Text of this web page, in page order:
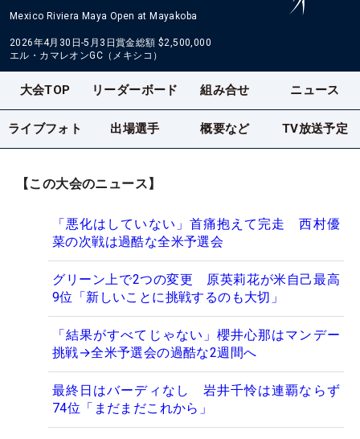
Mexico Riviera Maya Open at Mayakoba
2026年4月30日-5月3日賞金総額 $2,500,000
エル・カマレオンGC（メキシコ）
大会TOP リーダーボード 組み合せ ニュース
ライブフォト 出場選手 概要など TV放送予定
【この大会のニュース】
「悪化はしていない」首痛抱えて完走 西村優
菜の次戦は過酷な全米予選会
グリーン上で2つの変更 原英莉花が米自己最高
9位「新しいことに挑戦するのも大切」
「結果がすべてじゃない」櫻井心那はマンデー
挑戦→全米予選会の過酷な2週間へ
最終日はバーディなし 岩井千怜は連覇ならず
74位「まだまだこれから」